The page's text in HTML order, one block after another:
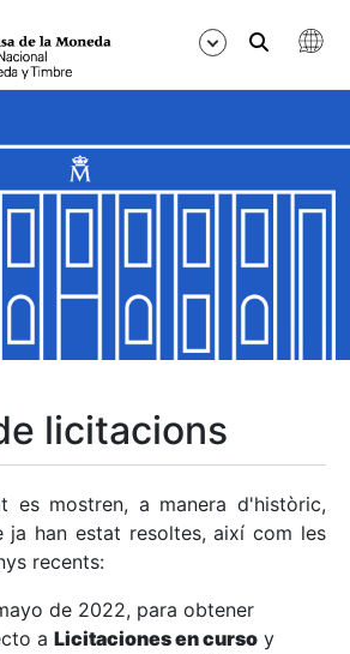
licitacions
es mostren, a manera d'històric,
ja han estat resoltes, així com les
recents:
de 2022, para obtener
a Licitaciones en curso y